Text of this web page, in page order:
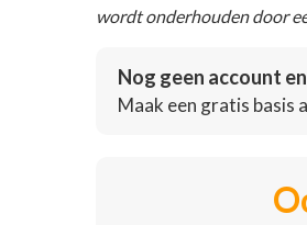
wordt onderhouden door
Nog geen account
Maak een gratis basis